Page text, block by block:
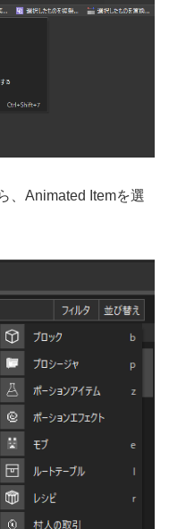
、Animated Itemを選